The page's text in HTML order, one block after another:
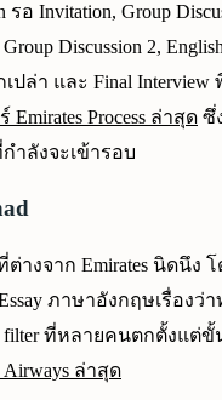
รอ Invitation, Group
Discussion 2,
ปล่า และ Final
Process ล่าสุด ซึ่
กำลังจะเข้ารอบ
ที่ต่างจาก Emirates นิดนึง
ภาษาอังกฤษเรื่องว่
filter ที่หลายคนตกตั้งแต่
ล่าสุด